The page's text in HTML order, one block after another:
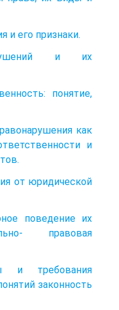
и его признаки.
и их
понятие,
как
и
от юридической
поведение их
правовая
и требования
законность